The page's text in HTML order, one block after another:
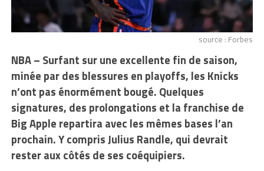
source : Forbes
NBA – Surfant sur une excellente fin de saison,
minée par des blessures en playoffs, les Knicks
n’ont pas énormément bougé. Quelques
signatures, des prolongations et la franchise de
Big Apple repartira avec les mêmes bases l’an
prochain. Y compris Julius Randle, qui devrait
rester aux côtés de ses coéquipiers.